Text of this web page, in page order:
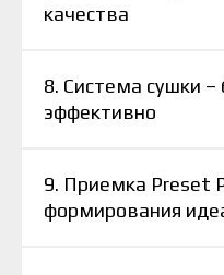
качества
8. Система сушки –
эффективно
9. Приемка Preset
формирования